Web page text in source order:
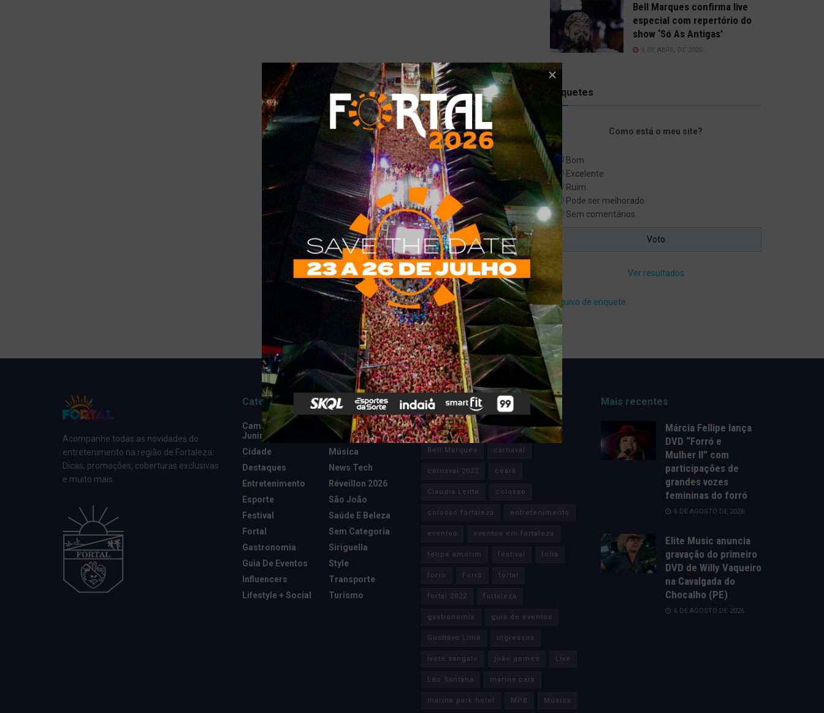
Bell Marques confirma live
especial com repertório do
show ‘Só As Antigas’
6 DE ABRIL DE 2020
Enquetes
Como está o meu site?
Bom
Excelente
Ruim
Pode ser melhorado
Sem comentários
Ver resultados
Arquivo de enquete
Acompanhe todas as novidades do
entretenimento na região de Fortaleza.
Dicas, promoções, coberturas exclusivas
e muito mais.
Categorias
Camarote Vip
Junino
Cidade
Destaques
Entretenimento
Esporte
Festival
Fortal
Gastronomia
Guia De Eventos
Influencers
Lifestyle + Social
Marketing E
Negócios
Música
News Tech
Réveillon 2026
São João
Saúde E Beleza
Sem Categoria
Siriguella
Style
Transporte
Turismo
Tags
Anitta Axé Banda Eva
Bell Marques carnaval
carnaval 2022 ceará
Claudia Leitte colosso
colosso fortaleza entretenimento
eventos eventos em fortaleza
felipe amorim festival folia
forro Forró fortal
fortal 2022 fortaleza
gastronomia guia de eventos
Gusttavo Lima ingressos
ivete sangalo joão gomes Live
Léo Santana marina park
marina park hotel MPB Música
Mais recentes
Márcia Fellipe lança
DVD “Forró e
Mulher II” com
participações de
grandes vozes
femininas do forró
6 DE AGOSTO DE 2026
Elite Music anuncia
gravação do primeiro
DVD de Willy Vaqueiro
na Cavalgada do
Chocalho (PE)
6 DE AGOSTO DE 2026